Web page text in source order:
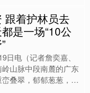
跟着护林员去
是一场“10公
日电（记者詹奕嘉、
山脉中段南麓的广东
叠翠，郁郁葱葱，是
要的生态屏障和珠江水